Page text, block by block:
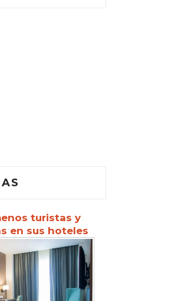
turistas y
en sus hoteles